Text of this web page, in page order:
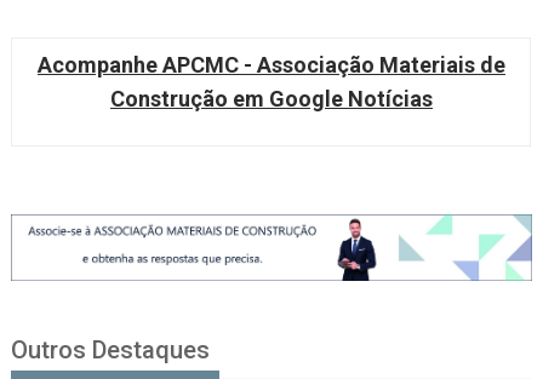
Acompanhe APCMC - Associação Materiais de
Construção em Google Notícias
Outros Destaques